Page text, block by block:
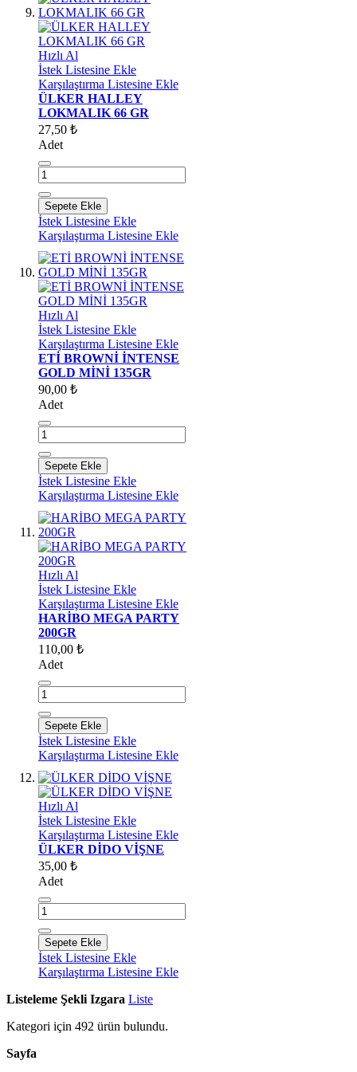
Hızlı Al
İstek Listesine Ekle
Karşılaştırma Listesine Ekle
ÜLKER HALLEY
LOKMALIK 66 GR
27,50 ₺
Adet
Sepete Ekle
İstek Listesine Ekle
Karşılaştırma Listesine Ekle
Hızlı Al
İstek Listesine Ekle
Karşılaştırma Listesine Ekle
ETİ BROWNİ İNTENSE
GOLD MİNİ 135GR
90,00 ₺
Adet
Sepete Ekle
İstek Listesine Ekle
Karşılaştırma Listesine Ekle
Hızlı Al
İstek Listesine Ekle
Karşılaştırma Listesine Ekle
HARİBO MEGA PARTY
200GR
110,00 ₺
Adet
Sepete Ekle
İstek Listesine Ekle
Karşılaştırma Listesine Ekle
Hızlı Al
İstek Listesine Ekle
Karşılaştırma Listesine Ekle
ÜLKER DİDO VİŞNE
35,00 ₺
Adet
Sepete Ekle
İstek Listesine Ekle
Karşılaştırma Listesine Ekle
Listeleme Şekli Izgara Liste
Kategori için 492 ürün bulundu.
Sayfa